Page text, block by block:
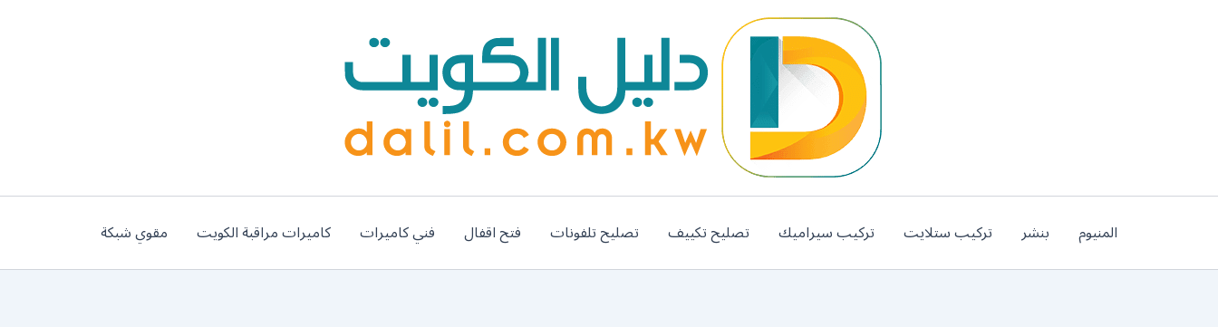
المنيوم بنشر تركيب ستلايت تركيب سيراميك تصليح تكييف تصليح تلفونات فتح اقفال فني كاميرات كاميرات مراقبة الكويت مقوي شبكة